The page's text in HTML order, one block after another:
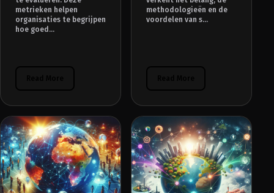
metrieken helpen
organisaties te begrijpen
hoe goed...
methodologieën en de
voordelen van s...